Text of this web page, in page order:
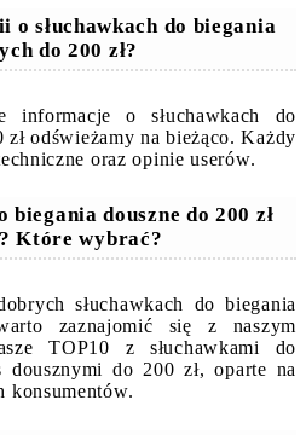
o słuchawkach do biegania
do 200 zł?
informacje o słuchawkach do
odświeżamy na bieżąco. Każdy
oraz opinie userów.
biegania douszne do 200 zł
Które wybrać?
słuchawkach do biegania
zaznajomić się z naszym
TOP10 z słuchawkami do
do 200 zł, oparte na
konsumentów.